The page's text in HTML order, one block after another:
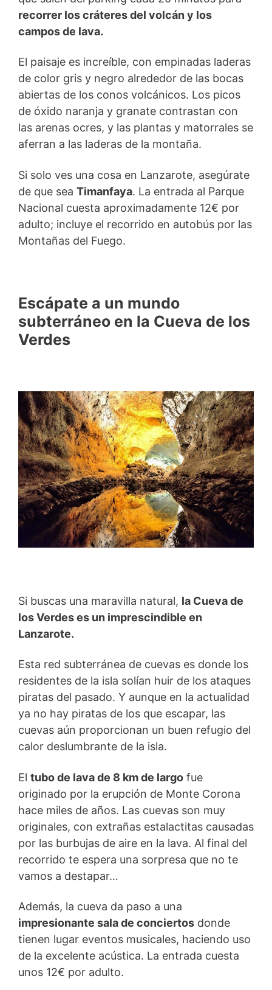
recorrer los cráteres del volcán y los
campos de lava.
El paisaje es increíble, con empinadas laderas
de color gris y negro alrededor de las bocas
abiertas de los conos volcánicos. Los picos
de óxido naranja y granate contrastan con
las arenas ocres, y las plantas y matorrales se
aferran a las laderas de la montaña.
Si solo ves una cosa en Lanzarote, asegúrate
de que sea Timanfaya. La entrada al Parque
Nacional cuesta aproximadamente 12€ por
adulto; incluye el recorrido en autobús por las
Montañas del Fuego.
Escápate a un mundo
subterráneo en la Cueva de los
Verdes
Si buscas una maravilla natural, la Cueva de
los Verdes es un imprescindible en
Lanzarote.
Esta red subterránea de cuevas es donde los
residentes de la isla solían huir de los ataques
piratas del pasado. Y aunque en la actualidad
ya no hay piratas de los que escapar, las
cuevas aún proporcionan un buen refugio del
calor deslumbrante de la isla.
El tubo de lava de 8 km de largo fue
originado por la erupción de Monte Corona
hace miles de años. Las cuevas son muy
originales, con extrañas estalactitas causadas
por las burbujas de aire en la lava. Al final del
recorrido te espera una sorpresa que no te
vamos a destapar…
Además, la cueva da paso a una
impresionante sala de conciertos donde
tienen lugar eventos musicales, haciendo uso
de la excelente acústica. La entrada cuesta
unos 12€ por adulto.